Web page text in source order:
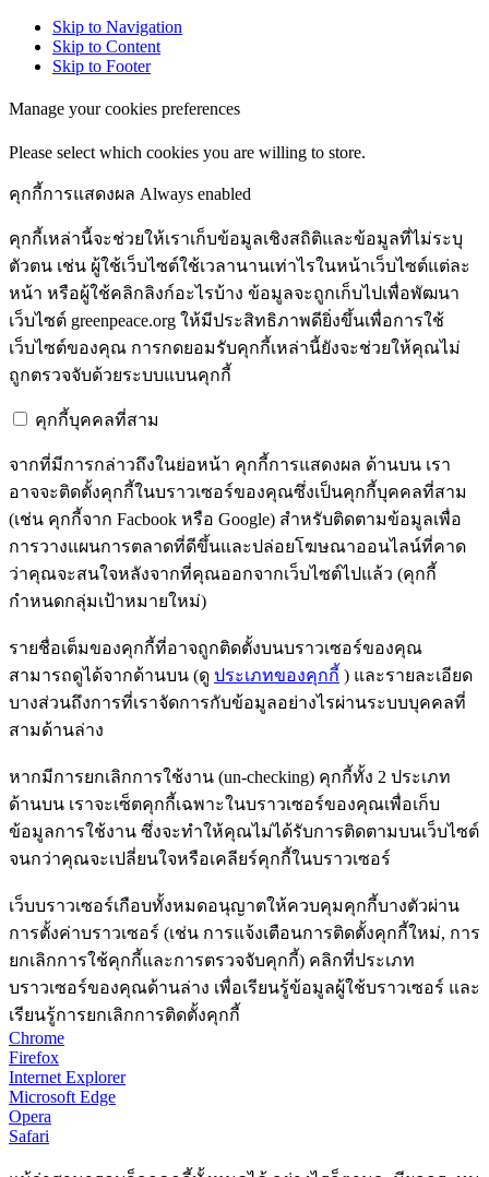
Skip to Navigation
Skip to Content
Skip to Footer
Manage your cookies preferences
Please select which cookies you are willing to store.
คุกกี้การแสดงผล Always enabled
คุกกี้เหล่านี้จะช่วยให้เราเก็บข้อมูลเชิงสถิติและข้อมูลที่ไม่ระบุ
ตัวตน เช่น ผู้ใช้เว็บไซต์ใช้เวลานานเท่าไรในหน้าเว็บไซต์แต่ละ
หน้า หรือผู้ใช้คลิกลิงก์อะไรบ้าง ข้อมูลจะถูกเก็บไปเพื่อพัฒนา
เว็บไซต์ greenpeace.org ให้มีประสิทธิภาพดียิ่งขึ้นเพื่อการใช้
เว็บไซต์ของคุณ การกดยอมรับคุกกี้เหล่านี้ยังจะช่วยให้คุณไม่
ถูกตรวจจับด้วยระบบแบนคุกกี้
คุกกี้บุคคลที่สาม
จากที่มีการกล่าวถึงในย่อหน้า คุกกี้การแสดงผล ด้านบน เรา
อาจจะติดตั้งคุกกี้ในบราวเซอร์ของคุณซึ่งเป็นคุกกี้บุคคลที่สาม
(เช่น คุกกี้จาก Facbook หรือ Google) สำหรับติดตามข้อมูลเพื่อ
การวางแผนการตลาดที่ดีขึ้นและปล่อยโฆษณาออนไลน์ที่คาด
ว่าคุณจะสนใจหลังจากที่คุณออกจากเว็บไซต์ไปแล้ว (คุกกี้
กำหนดกลุ่มเป้าหมายใหม่)
รายชื่อเต็มของคุกกี้ที่อาจถูกติดตั้งบนบราวเซอร์ของคุณ
สามารถดูได้จากด้านบน (ดู ประเภทของคุกกี้ ) และรายละเอียด
บางส่วนถึงการที่เราจัดการกับข้อมูลอย่างไรผ่านระบบบุคคลที่
สามด้านล่าง
หากมีการยกเลิกการใช้งาน (un-checking) คุกกี้ทั้ง 2 ประเภท
ด้านบน เราจะเซ็ตคุกกี้เฉพาะในบราวเซอร์ของคุณเพื่อเก็บ
ข้อมูลการใช้งาน ซึ่งจะทำให้คุณไม่ได้รับการติดตามบนเว็บไซต์
จนกว่าคุณจะเปลี่ยนใจหรือเคลียร์คุกกี้ในบราวเซอร์
เว็บบราวเซอร์เกือบทั้งหมดอนุญาตให้ควบคุมคุกกี้บางตัวผ่าน
การตั้งค่าบราวเซอร์ (เช่น การแจ้งเตือนการติดตั้งคุกกี้ใหม่, การ
ยกเลิกการใช้คุกกี้และการตรวจจับคุกกี้) คลิกที่ประเภท
บราวเซอร์ของคุณด้านล่าง เพื่อเรียนรู้ข้อมูลผู้ใช้บราวเซอร์ และ
เรียนรู้การยกเลิกการติดตั้งคุกกี้
Chrome
Firefox
Internet Explorer
Microsoft Edge
Opera
Safari